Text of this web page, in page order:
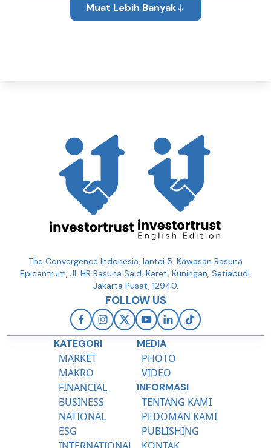
Muat Lebih Banyak
The Convergence Indonesia, lantai 5. Kawasan Rasuna
Epicentrum, Jl. HR Rasuna Said, Karet, Kuningan, Setiabudi,
Jakarta Pusat, 12940.
FOLLOW US
KATEGORI
MARKET
MAKRO
FINANCIAL
BUSINESS
NATIONAL
ESG
INTERNATIONAL
MEDIA
PHOTO
VIDEO
INFORMASI
TENTANG KAMI
PEDOMAN KAMI
PUBLISHING
KONTAK